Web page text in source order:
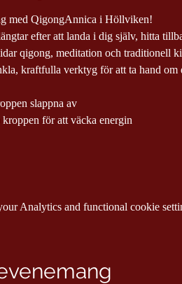
med QigongAnnica i Höllviken!
efter att landa i dig själv, hitta
qigong, meditation och traditionell
kraftfulla verktyg för att ta hand
slappna av
för att väcka energin
Analytics and functional cookie